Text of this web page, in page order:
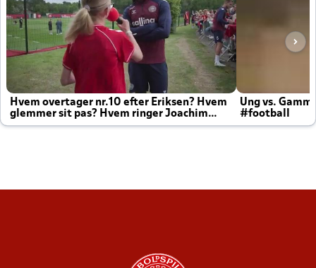
Hvem overtager nr.10 efter Eriksen? Hvem
glemmer sit pas? Hvem ringer Joachim
altid til efter kampe?
Ung vs.
#football